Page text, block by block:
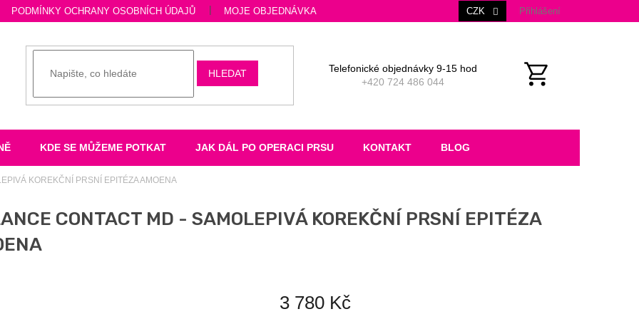
PODMÍNKY OCHRANY OSOBNÍCH ÚDAJŮ MOJE OBJEDNÁVKA CZK Přihlášení
HLEDAT
Telefonické objednávky 9-15 hod
+420 724 486 044
KDE SE MŮŽEME POTKAT JAK DÁL PO OPERACI PRSU KONTAKT BLOG
KOREKČNÍ PRSNÍ EPITÉZA AMOENA
CONTACT MD - SAMOLEPIVÁ KOREKČNÍ PRSNÍ EPITÉZA
3 780 Kč